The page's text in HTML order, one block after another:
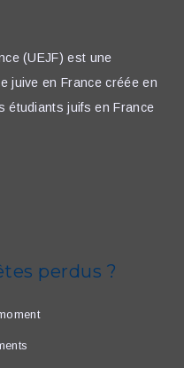
(UEJF) est une
juive en France créée en
étudiants juifs en France
perdus ?